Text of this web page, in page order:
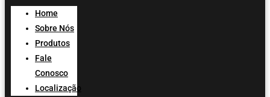
Home
Sobre Nós
Produtos
Fale
Conosco
Localização